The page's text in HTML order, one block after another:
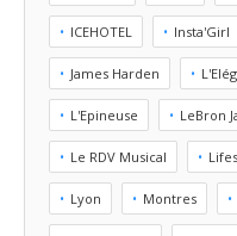
ICEHOTEL Insta'Girl
James Harden
L'Epineuse LeBron
Le RDV Musical
Lyon Montres